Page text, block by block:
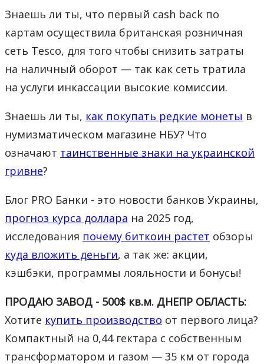
Знаешь ли ты, что первый cash back по
картам осуществила британская розничная
сеть Tesco, для того чтобы снизить затраты
на наличный оборот — так как сеть тратила
на услуги инкассации высокие комиссии.
Знаешь ли ты, как покупать редкие монеты в
нумизматическом магазине НБУ? Что
означают таинственные знаки на украинской
гривне?
Блог PRO Банки - это новости банков Украины,
прогноз курса доллара на 2025 год,
исследования почему биткоин растет обзоры
куда вложить деньги, а так же: акции,
кэшбэки, программы лояльности и бонусы!
ПРОДАЮ ЗАВОД - 500$ кв.м. ДНЕПР ОБЛАСТЬ:
Хотите купить производство от первого лица?
Компактный на 0,44 гектара с собственным
трансформатором и газом — 35 км от города